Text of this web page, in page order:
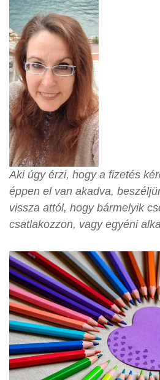
Aki úgy érzi, hogy a fizetés
éppen el van akadva,
vissza attól, hogy bármelyik
csatlakozzon, vagy egyéni